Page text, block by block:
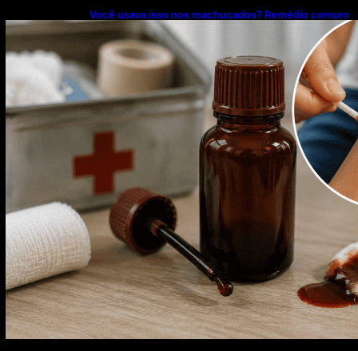
Você usava isso nos machucados? Remédio comum
foi proibido no Brasil